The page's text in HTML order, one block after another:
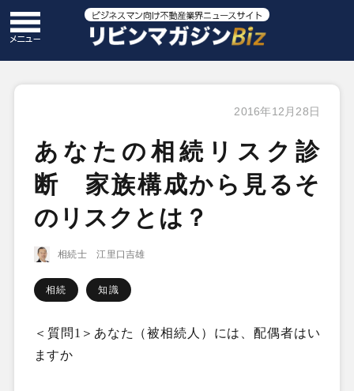
2016年12月28日
あなたの相続リスク診
断 家族構成から見るそ
のリスクとは？
相続士 江里口吉雄
相続 知識
＜質問 1 ＞あなた（被相続人）には、配偶者はい
ますか